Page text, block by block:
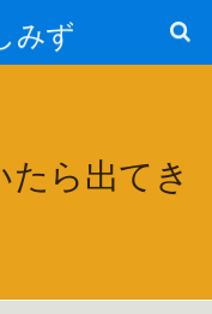
みず
ら出てき